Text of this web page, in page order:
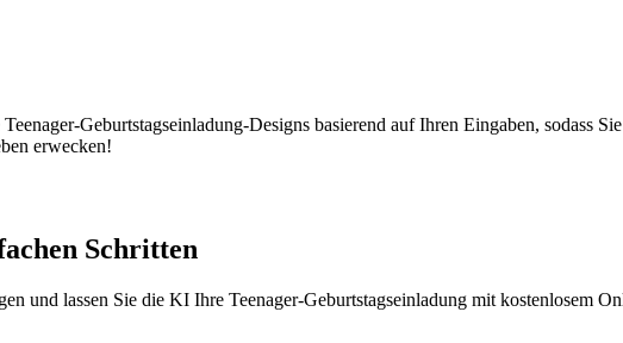
Geburtstagseinladung-Designs basierend auf Ihren Eingaben, sodass
erwecken!
Schritten
und lassen Sie die KI Ihre Teenager-Geburtstagseinladung mit kostenlosem